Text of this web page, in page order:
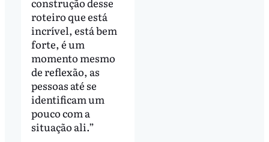
roteiro que está
incrível, está bem
forte, é um
momento mesmo
de reflexão, as
pessoas até se
identificam um
pouco com a
situação ali.”